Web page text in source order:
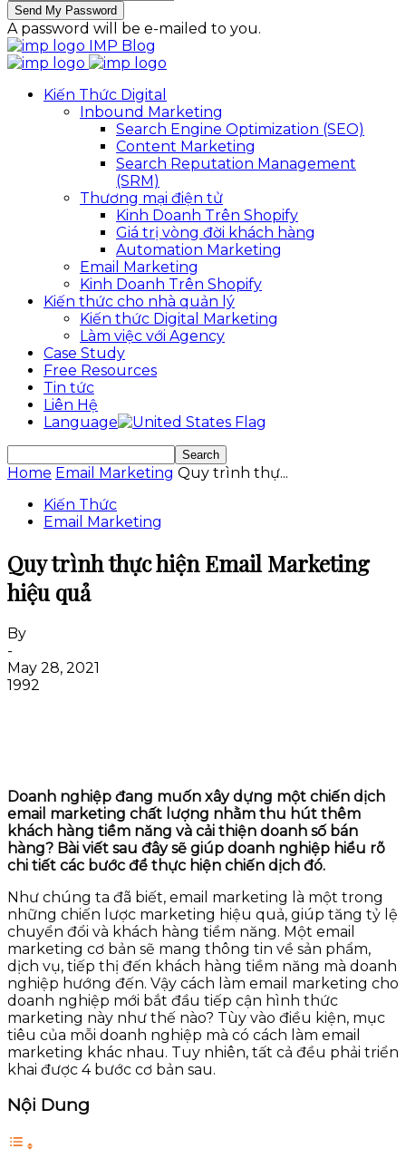
A password will be e-mailed to you.
IMP Blog
Kiến Thức Digital
Inbound Marketing
Search Engine Optimization (SEO)
Content Marketing
Search Reputation Management
(SRM)
Thương mại điện tử
Kinh Doanh Trên Shopify
Giá trị vòng đời khách hàng
Automation Marketing
Email Marketing
Kinh Doanh Trên Shopify
Kiến thức cho nhà quản lý
Kiến thức Digital Marketing
Làm việc với Agency
Case Study
Free Resources
Tin tức
Liên Hệ
Language
Home Email Marketing Quy trình thự...
Kiến Thức
Email Marketing
Quy trình thực hiện Email Marketing
hiệu quả
By
-
May 28, 2021
1992
Doanh nghiệp đang muốn xây dựng một chiến dịch
email marketing chất lượng nhằm thu hút thêm
khách hàng tiềm năng và cải thiện doanh số bán
hàng? Bài viết sau đây sẽ giúp doanh nghiệp hiểu rõ
chi tiết các bước để thực hiện chiến dịch đó.
Như chúng ta đã biết, email marketing là một trong
những chiến lược marketing hiệu quả, giúp tăng tỷ lệ
chuyển đổi và khách hàng tiềm năng. Một email
marketing cơ bản sẽ mang thông tin về sản phẩm,
dịch vụ, tiếp thị đến khách hàng tiềm năng mà doanh
nghiệp hướng đến. Vậy cách làm email marketing cho
doanh nghiệp mới bắt đầu tiếp cận hình thức
marketing này như thế nào? Tùy vào điều kiện, mục
tiêu của mỗi doanh nghiệp mà có cách làm email
marketing khác nhau. Tuy nhiên, tất cả đều phải triển
khai được 4 bước cơ bản sau.
Nội Dung